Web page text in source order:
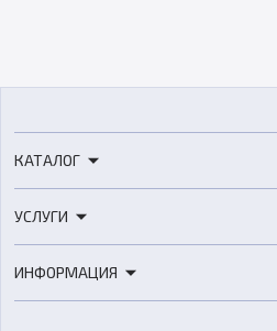
КАТАЛОГ
3D-сканеры
Расходные материалы
УСЛУГИ
3D-моделирование
ИНФОРМАЦИЯ